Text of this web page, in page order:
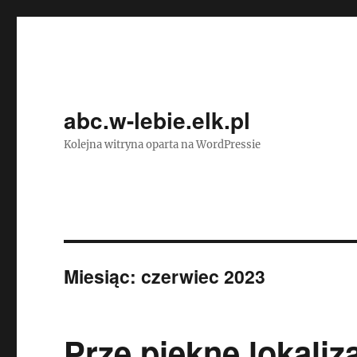
abc.w-lebie.elk.pl
Kolejna witryna oparta na WordPressie
Miesiąc:czerwiec 2023